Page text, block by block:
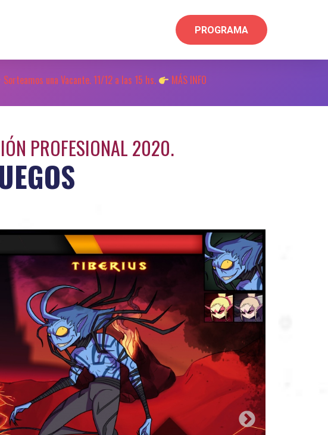
PROGRAMA
una Vacante. 11/12 a las 15 hs. MÁS INFO
PROFESIONAL 2020.